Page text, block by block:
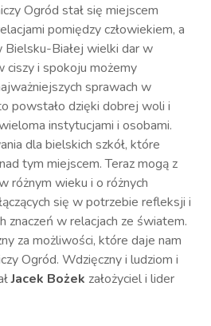
Ogród stał się miejscem
pomiędzy człowiekiem, a
Bielsku-Białej wielki dar w
ciszy i spokoju możemy
sprawach w
powstało dzięki dobrej woli i
instytucjami i osobami.
dla bielskich szkół, które
tym miejscem. Teraz mogą z
różnym wieku i o różnych
się w potrzebie refleksji i
znaczeń w relacjach ze światem.
za możliwości, które daje nam
Ogród. Wdzięczny i ludziom i
Jacek Bożek założyciel i lider